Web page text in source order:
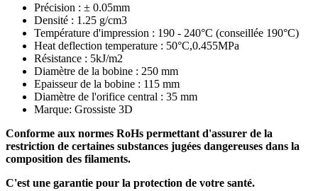
Précision : ± 0.05mm
Densité : 1.25 g/cm3
Température d'impression : 190 - 240°C (conseillée 190°C)
Heat deflection temperature : 50°C,0.455MPa
Résistance : 5kJ/m2
Diamètre de la bobine : 250 mm
Epaisseur de la bobine : 115 mm
Diamètre de l'orifice central : 35 mm
Marque: Grossiste 3D
Conforme aux normes RoHs permettant d'assurer de la
restriction de certaines substances jugées dangereuses dans la
composition des filaments.
C'est une garantie pour la protection de votre santé.